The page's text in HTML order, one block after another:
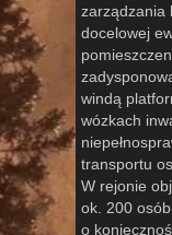
zarządzania
docelowej
windą
wózkach
transportu
W rejonie
ok. 200
o